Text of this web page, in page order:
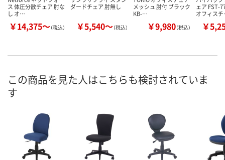
ス 体圧分散チェア 肘な
し オ…
￥14,375～（税込）
ダードチェア 肘無し
￥5,540～（税込）
メッシュ 肘付 ブラック
KB-…
￥9,980（税込）
ェア FST-
オフィス
￥
この商品を見た人はこちらも検討されていま
す